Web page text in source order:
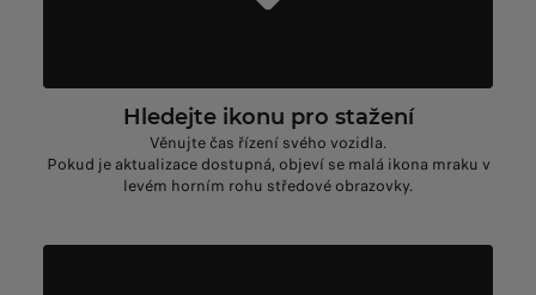
Hledejte ikonu pro stažení
Věnujte čas řízení svého vozidla.
Pokud je aktualizace dostupná, objeví se malá ikona mraku v
levém horním rohu středové obrazovky.